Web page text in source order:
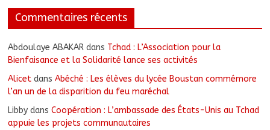
Commentaires récents
Abdoulaye ABAKAR dans Tchad : L’Association pour la
Bienfaisance et la Solidarité lance ses activités
Alicet dansAbéché : Les élèves du lycée Boustan commémore
l’an un de la disparition du feu maréchal
Libby dansCoopération : L’ambassade des États-Unis au Tchad
appuie les projets communautaires